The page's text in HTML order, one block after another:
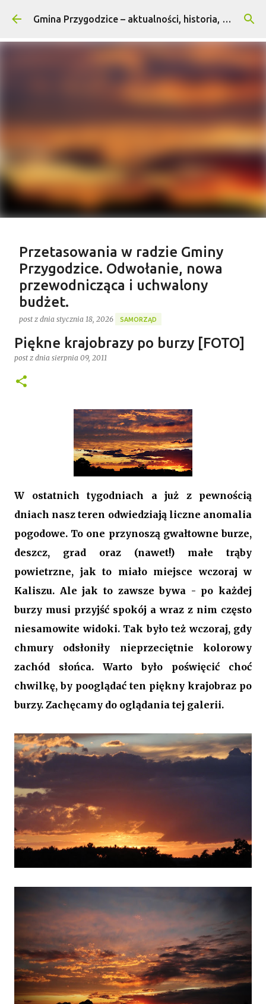
Przejdź do głównej zawartości Gmina Przygodzice – aktualności, historia, turystyka
Gospodarstwo Rybackie Przygodzice
Najnowszy post
Przetasowania w radzie Gminy
Przygodzice. Odwołanie, nowa
przewodnicząca i uchwalony
budżet.
post z dnia stycznia 18, 2026 SAMORZĄD
Ponad 4 godziny trwała ostatnia w 2025 roku XVI sesja
Rady Gminy Przygodzice ustanawiając dotychczasowy
2029. Bieg zdarzeń od początku dyktowało słowo
wniosek o odwołanie przewodniczącego rady. Robert
Wnuk finalnie stracił stanowisko, a nową
przewodniczącą została Joanna Jabłecka -
dotychczasowa wiceprzewodnicząca.
Piękne krajobrazy po burzy [FOTO]
post z dnia sierpnia 09, 2011
W ostatnich tygodniach a już z pewnością
dniach nasz teren odwiedziają liczne anomalia
pogodowe. To one przynoszą gwałtowne burze,
deszcz, grad oraz (nawet!) małe trąby
powietrzne, jak to miało miejsce wczoraj w
Kaliszu. Ale jak to zawsze bywa - po każdej
burzy musi przyjść spokój a wraz z nim często
niesamowite widoki. Tak było też wczoraj, gdy
chmury odsłoniły nieprzeciętnie kolorowy
zachód słońca. Warto było poświęcić choć
chwilkę, by pooglądać ten piękny krajobraz po
burzy. Zachęcamy do oglądania tej galerii.